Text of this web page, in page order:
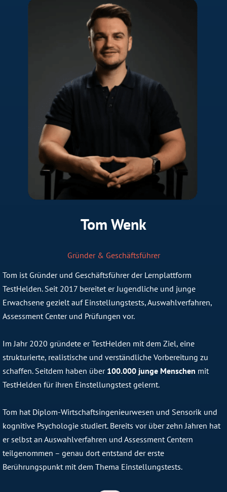
Tom Wenk
Gründer & Geschäftsführer
Tom ist Gründer und Geschäftsführer der Lernplattform
TestHelden. Seit 2017 bereitet er Jugendliche und junge
Erwachsene gezielt auf Einstellungstests, Auswahlverfahren,
Assessment Center und Prüfungen vor.
Im Jahr 2020 gründete er TestHelden mit dem Ziel, eine
strukturierte, realistische und verständliche Vorbereitung zu
schaffen. Seitdem haben über 100.000 junge Menschen mit
TestHelden für ihren Einstellungstest gelernt.
Tom hat Diplom-Wirtschaftsingenieurwesen und Sensorik und
kognitive Psychologie studiert. Bereits vor über zehn Jahren hat
er selbst an Auswahlverfahren und Assessment Centern
teilgenommen – genau dort entstand der erste
Berührungspunkt mit dem Thema Einstellungstests.